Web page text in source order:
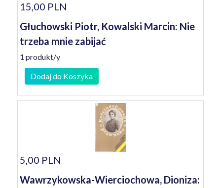
15,00 PLN
Głuchowski Piotr, Kowalski Marcin: Nie
trzeba mnie zabijać
1 produkt/y
Dodaj do Koszyka
5,00 PLN
Wawrzykowska-Wierciochowa, Dioniza: